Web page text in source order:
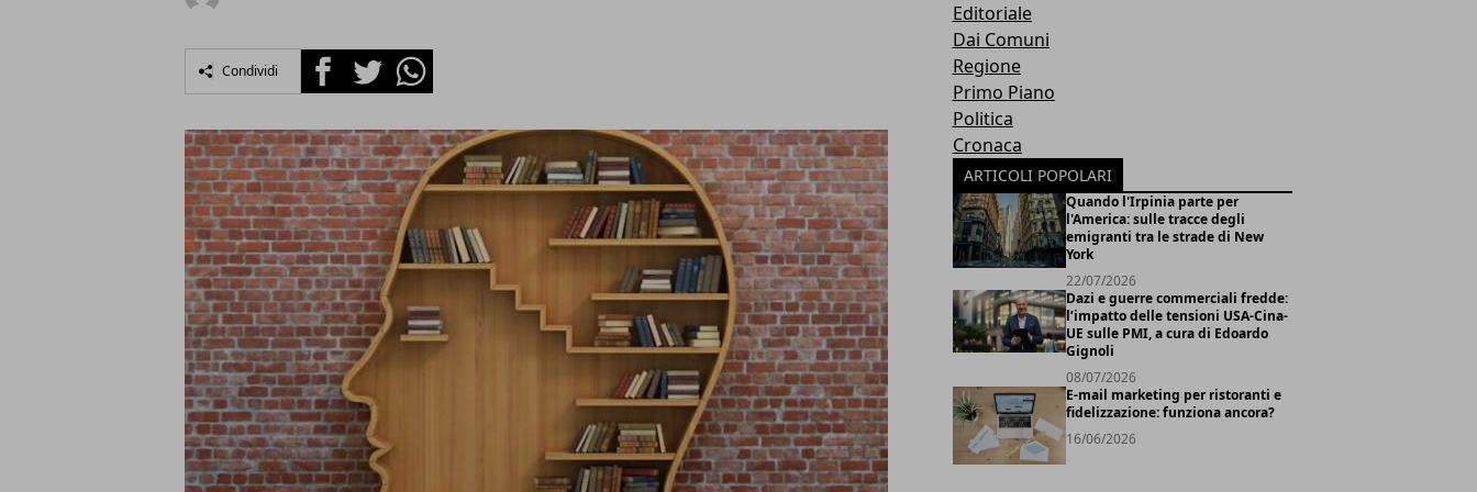
Condividi FacebookTwitterWhatsapp
Editoriale
Dai Comuni
Regione
Primo Piano
Politica
Cronaca
ARTICOLI POPOLARI
Quando l'Irpinia parte per
l'America: sulle tracce degli
emigranti tra le strade di New
York
22/07/2026
Dazi e guerre commerciali fredde:
l’impatto delle tensioni USA-Cina-
UE sulle PMI, a cura di Edoardo
Gignoli
08/07/2026
E-mail marketing per ristoranti e
fidelizzazione: funziona ancora?
16/06/2026